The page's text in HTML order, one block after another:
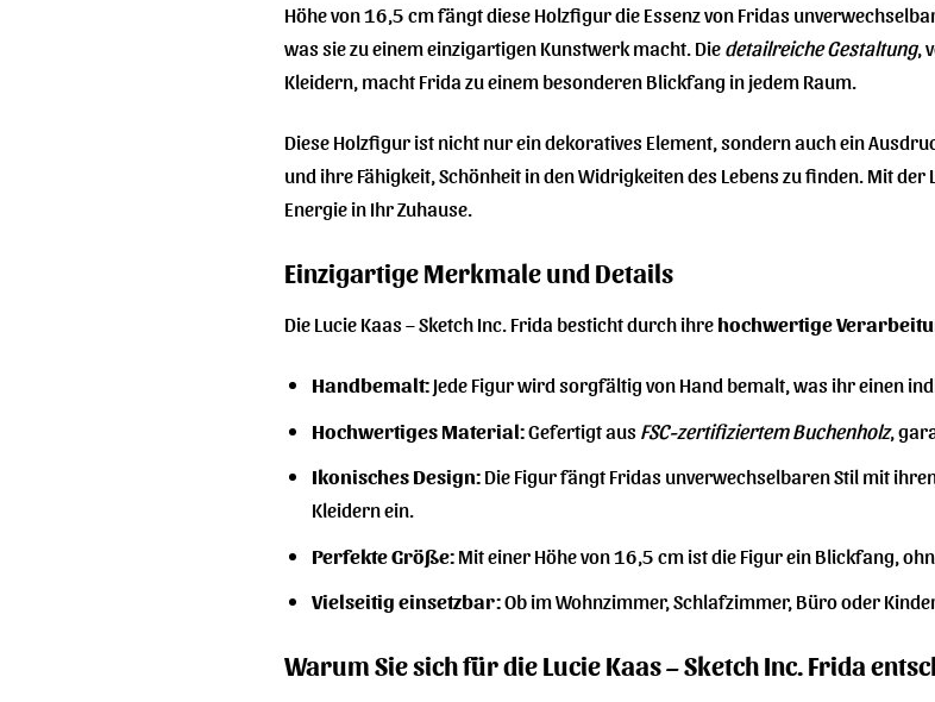
Höhe von 16,5 cm fängt diese Holzfigur die Essenz von Fridas
was sie zu einem einzigartigen Kunstwerk macht. Diedetailreiche Gestaltung,
Kleidern, macht Frida zu einem besonderen Blickfang in jedem Raum.
Diese Holzfigur ist nicht nur ein dekoratives Element, sondern auch ein
und ihre Fähigkeit, Schönheit in den Widrigkeiten des Lebens zu finden. Mit
Energie in Ihr Zuhause.
Einzigartige Merkmale und Details
Die Lucie Kaas – Sketch Inc. Frida besticht durch ihrehochwertige
Handbemalt:Jede Figur wird sorgfältig von Hand bemalt, was ihr einen
Hochwertiges Material:Gefertigt aus FSC-zertifiziertem Buchenholz,
Ikonisches Design:Die Figur fängt Fridas unverwechselbaren Stil mit
Kleidern ein.
Perfekte Größe:Mit einer Höhe von 16,5 cm ist die Figur ein Blickfang,
Vielseitig einsetzbar:Ob im Wohnzimmer, Schlafzimmer, Büro oder
Warum Sie sich für die Lucie Kaas – Sketch Inc. Frida